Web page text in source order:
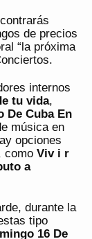
de precios
“la próxima
internos
tu vida,
De Cuba En
música en
opciones
como Viv i r
a
durante la
tipo
16 De